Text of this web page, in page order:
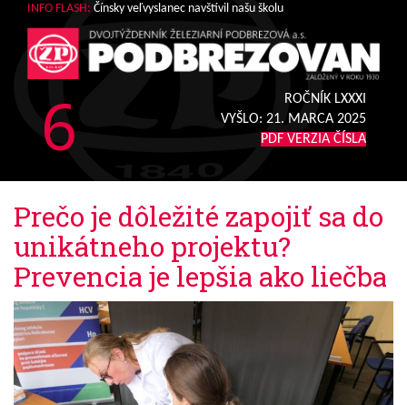
INFO FLASH: Čínsky veľvyslanec navštívil našu školu
6
ROČNÍK LXXXI
VYŠLO: 21. MARCA 2025
PDF VERZIA ČÍSLA
Prečo je dôležité zapojiť sa do
unikátneho projektu?
Prevencia je lepšia ako liečba